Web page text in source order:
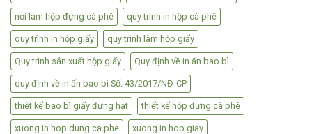
nơi làm hộp đựng cà phê quy trình in hộp cà phê
quy trình in hộp giấy quy trình làm hộp giấy
Quy trình sản xuất hộp giấy Quy định về in ấn bao bì
quy định về in ấn bao bì Số: 43/2017/NĐ-CP
thiết kế bao bì giấy đựng hạt thiết kế hộp đựng cà phê
xuong in hop dung ca phe xuong in hop giay